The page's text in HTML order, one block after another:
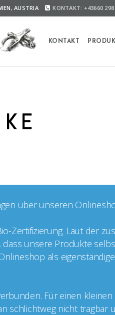
AUSTRIA KONTAKT: +43660 298
KONTAKT
über unseren
Zertifizierung. Laut der
unsere Produkte
als
Für einen kleinen
schlichtweg nicht tragbar